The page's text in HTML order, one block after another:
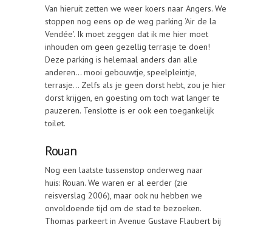
Van hieruit zetten we weer koers naar Angers. We
stoppen nog eens op de weg parking ‘Air de la
Vendée'. Ik moet zeggen dat ik me hier moet
inhouden om geen gezellig terrasje te doen!
Deze parking is helemaal anders dan alle
anderen… mooi gebouwtje, speelpleintje,
terrasje… Zelfs als je geen dorst hebt, zou je hier
dorst krijgen, en goesting om toch wat langer te
pauzeren. Tenslotte is er ook een toegankelijk
toilet.
Rouan
Nog een laatste tussenstop onderweg naar
huis: Rouan. We waren er al eerder (zie
reisverslag 2006), maar ook nu hebben we
onvoldoende tijd om de stad te bezoeken.
Thomas parkeert in Avenue Gustave Flaubert bij